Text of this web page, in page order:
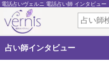
電話占いヴェルニ 電話占い師 インタビュー
占い師インタビュー